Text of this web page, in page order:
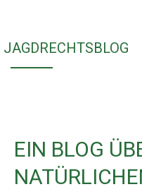
JAGDRECHTSBLOG
EIN BLOG